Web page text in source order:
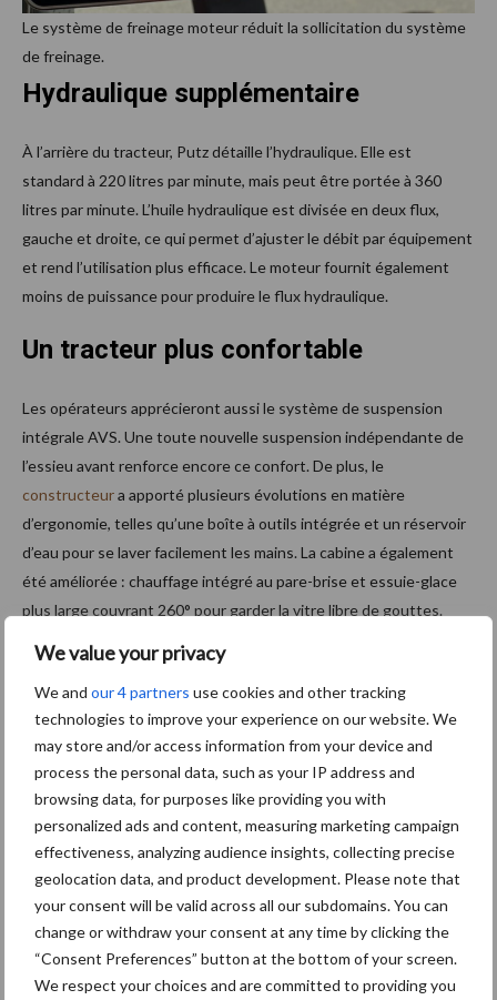
We value your privacy
We and our 4 partners use cookies and other tracking
technologies to improve your experience on our website. We
may store and/or access information from your device and
process the personal data, such as your IP address and
browsing data, for purposes like providing you with
personalized ads and content, measuring marketing campaign
effectiveness, analyzing audience insights, collecting precise
geolocation data, and product development. Please note that
your consent will be valid across all our subdomains. You can
change or withdraw your consent at any time by clicking the
“Consent Preferences” button at the bottom of your screen.
We respect your choices and are committed to providing you
Le système de freinage moteur réduit la sollicitation du système
de freinage.
Hydraulique supplémentaire
À l’arrière du tracteur, Putz détaille l’hydraulique. Elle est
standard à 220 litres par minute, mais peut être portée à 360
litres par minute. L’huile hydraulique est divisée en deux flux,
gauche et droite, ce qui permet d’ajuster le débit par équipement
et rend l’utilisation plus efficace. Le moteur fournit également
moins de puissance pour produire le flux hydraulique.
Un tracteur plus confortable
Les opérateurs apprécieront aussi le système de suspension
intégrale AVS. Une toute nouvelle suspension indépendante de
l’essieu avant renforce encore ce confort. De plus, le
constructeura apporté plusieurs évolutions en matière
d’ergonomie, telles qu’une boîte à outils intégrée et un réservoir
d’eau pour se laver facilement les mains. La cabine a également
été améliorée : chauffage intégré au pare-brise et essuie-glace
plus large couvrant 260° pour garder la vitre libre de gouttes.
Une extension de la gamme
« Ces nouveaux modèles ne remplaceront pas les Optum